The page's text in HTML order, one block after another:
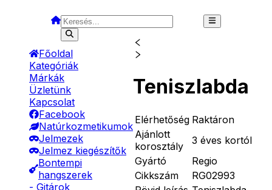
Főoldal
Kategóriák
Márkák
Üzletünk
Kapcsolat
Facebook
Natúrkozmetikumok
Jelmezek
Jelmez kiegészítők
Bontempi
hangszerek
- Gitárok
Teniszlabda
Elérhetőség Raktáron
Ajánlott
korosztály
3 éves kortól
Gyártó
Regio
Cikkszám
RG02993